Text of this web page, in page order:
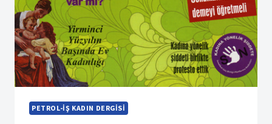
PETROL-İŞ KADIN DERGISI